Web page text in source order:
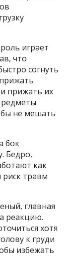
играет
что
согнуть
прижать их
не мешать
бок
Бедро,
как
риск травм
главная
реакцию.
хотя
к груди
избежать